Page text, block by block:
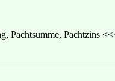
Pachtsumme, Pachtzins